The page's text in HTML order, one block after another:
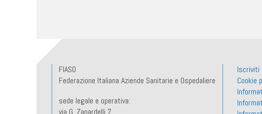
FIASO
Federazione Italiana Aziende Sanitarie e Ospedaliere
sede legale e operativa:
via G. Zanardelli 7
Iscriviti
Cookie